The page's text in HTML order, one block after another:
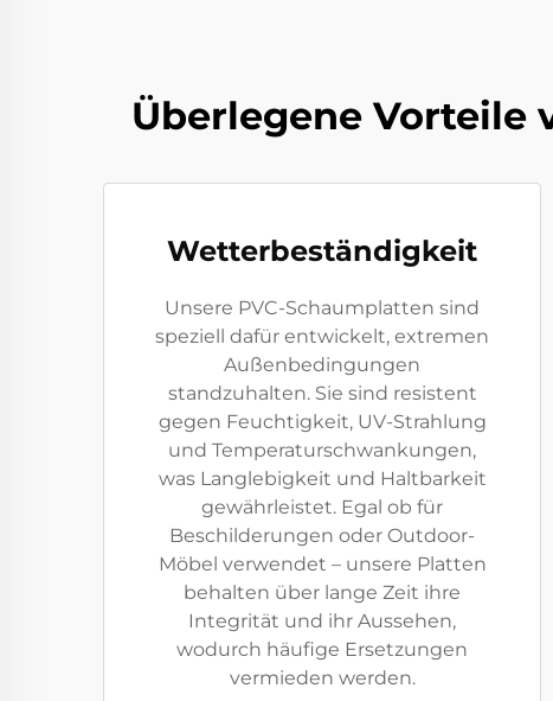
Überlegene Vorteile
Wetterbeständigkeit
Unsere PVC-Schaumplatten sind
speziell dafür entwickelt, extremen
Außenbedingungen
standzuhalten. Sie sind resistent
gegen Feuchtigkeit, UV-Strahlung
und Temperaturschwankungen,
was Langlebigkeit und Haltbarkeit
gewährleistet. Egal ob für
Beschilderungen oder Outdoor-
Möbel verwendet – unsere Platten
behalten über lange Zeit ihre
Integrität und ihr Aussehen,
wodurch häufige Ersetzungen
vermieden werden.